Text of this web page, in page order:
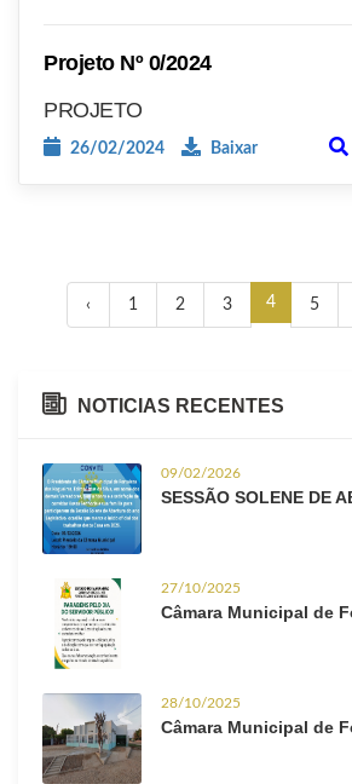
Projeto Nº 0/2024
PROJETO
26/02/2024 Baixar
‹ 1 2 3 4 5
NOTICIAS RECENTES
09/02/2026
SESSÃO SOLENE DE
27/10/2025
Câmara Municipal de
28/10/2025
Câmara Municipal de